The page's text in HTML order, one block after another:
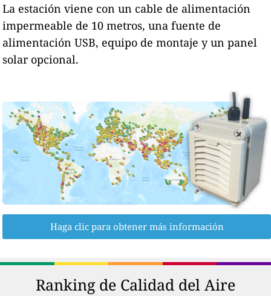
La estación viene con un cable de alimentación
impermeable de 10 metros, una fuente de
alimentación USB, equipo de montaje y un panel
solar opcional.
Haga clic para obtener más información
Ranking de Calidad del Aire